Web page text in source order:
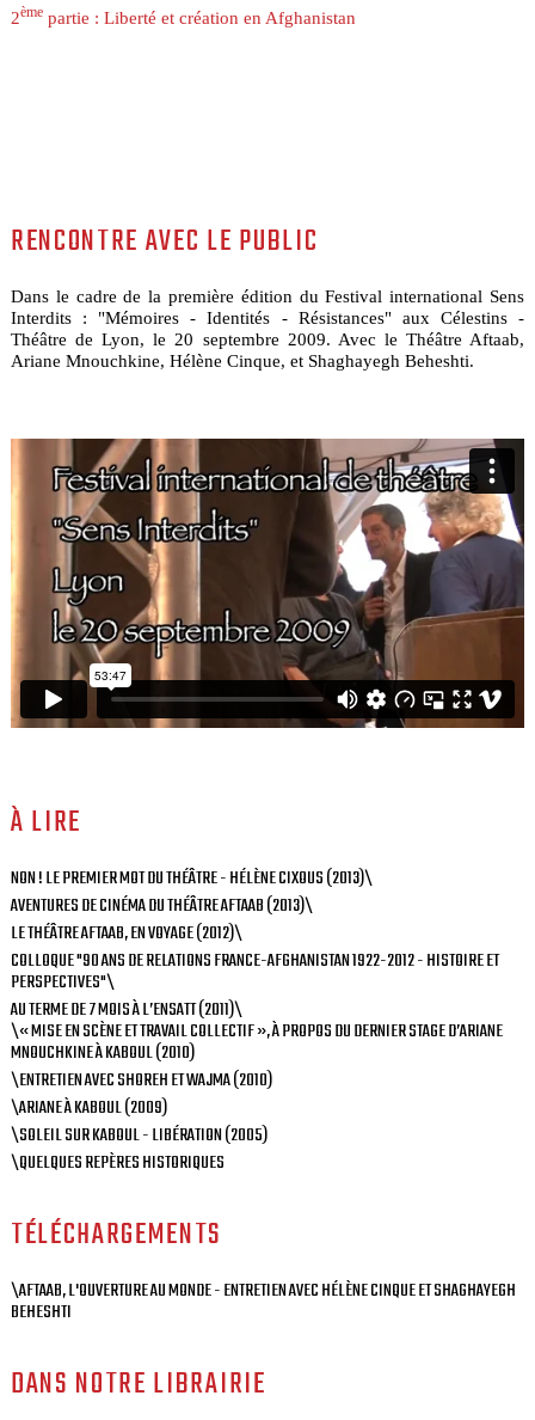
2èmepartie : Liberté et création en Afghanistan
RENCONTRE AVEC LE PUBLIC
Dans le cadre de la première édition du Festival international Sens
Interdits : "Mémoires - Identités - Résistances" aux Célestins -
Théâtre de Lyon, le 20 septembre 2009. Avec le Théâtre Aftaab,
Ariane Mnouchkine, Hélène Cinque, et Shaghayegh Beheshti.
À LIRE
NON ! LE PREMIER MOT DU THÉÂTRE - HÉLÈNE CIXOUS (2013)\
AVENTURES DE CINÉMA DU THÉÂTRE AFTAAB (2013)\
LE THÉÂTRE AFTAAB, EN VOYAGE (2012)\
COLLOQUE "90 ANS DE RELATIONS FRANCE-AFGHANISTAN 1922-2012 - HISTOIRE ET
PERSPECTIVES"\
AU TERME DE 7 MOIS À L’ENSATT (2011)\
\« MISE EN SCÈNE ET TRAVAIL COLLECTIF », À PROPOS DU DERNIER STAGE D’ARIANE
MNOUCHKINE À KABOUL (2010)
\ENTRETIEN AVEC SHOREH ET WAJMA (2010)
\ARIANE À KABOUL (2009)
\SOLEIL SUR KABOUL - LIBÉRATION (2005)
\QUELQUES REPÈRES HISTORIQUES
TÉLÉCHARGEMENTS
\AFTAAB, L'OUVERTURE AU MONDE - ENTRETIEN AVEC HÉLÈNE CINQUE ET SHAGHAYEGH
BEHESHTI
DANS NOTRE LIBRAIRIE